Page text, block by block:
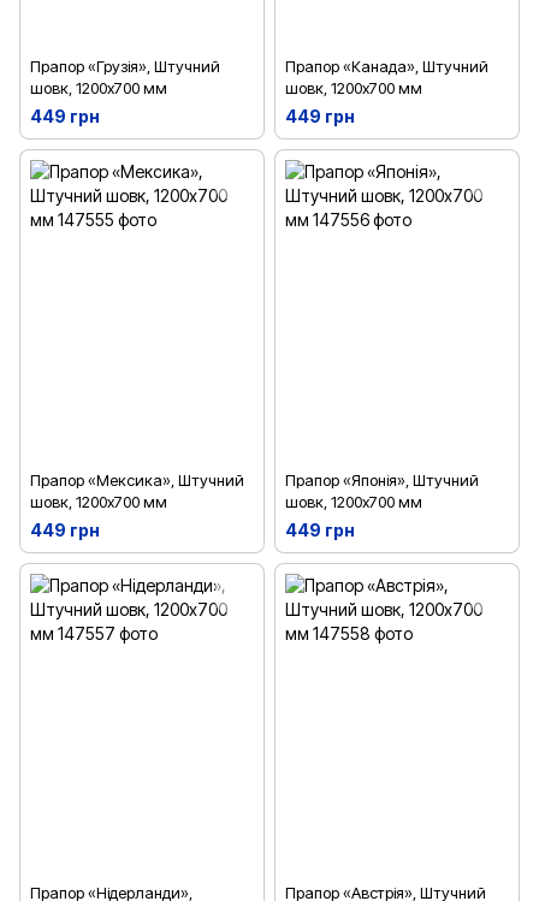
Прапор «Грузія», Штучний
шовк, 1200х700 мм
449 грн
Прапор «Канада», Штучний
шовк, 1200х700 мм
449 грн
Прапор «Мексика», Штучний
шовк, 1200х700 мм
449 грн
Прапор «Японія», Штучний
шовк, 1200х700 мм
449 грн
Прапор «Нідерланди»,
Прапор «Австрія», Штучний